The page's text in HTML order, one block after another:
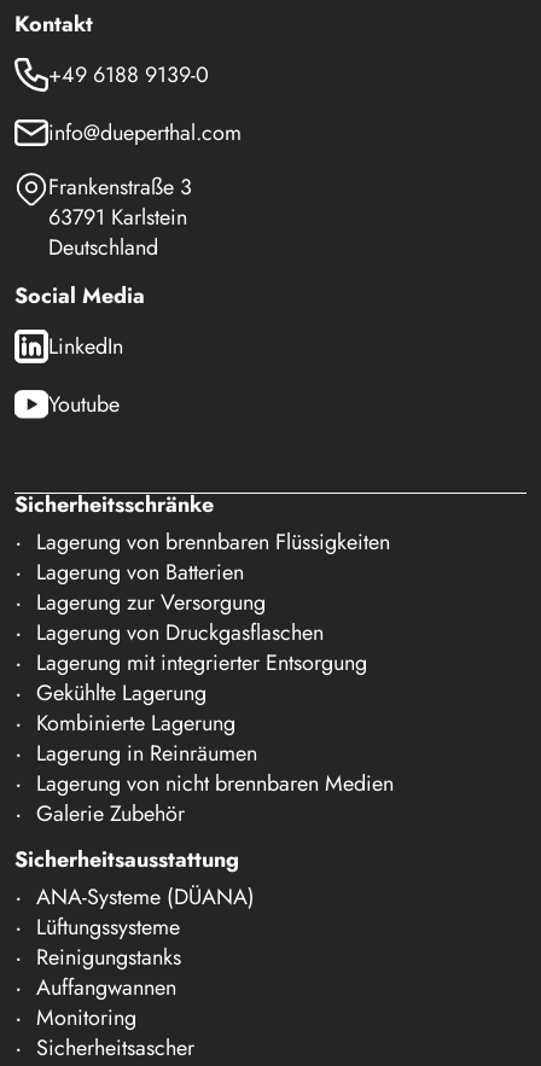
Kontakt
+49 6188 9139-0
info@dueperthal.com
Frankenstraße 3
63791 Karlstein
Deutschland
Social Media
LinkedIn
Youtube
Sicherheitsschränke
Lagerung von brennbaren Flüssigkeiten
Lagerung von Batterien
Lagerung zur Versorgung
Lagerung von Druckgasflaschen
Lagerung mit integrierter Entsorgung
Gekühlte Lagerung
Kombinierte Lagerung
Lagerung in Reinräumen
Lagerung von nicht brennbaren Medien
Galerie Zubehör
Sicherheitsausstattung
ANA-Systeme (DÜANA)
Lüftungssysteme
Reinigungstanks
Auffangwannen
Monitoring
Sicherheitsascher